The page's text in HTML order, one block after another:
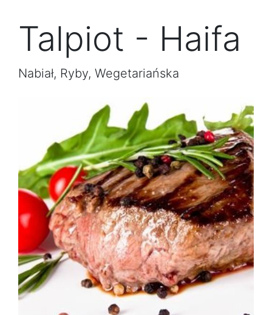
Talpiot - Haifa
Nabiał, Ryby, Wegetariańska